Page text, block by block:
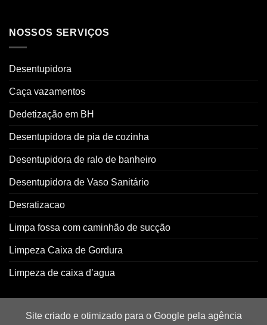
NOSSOS SERVIÇOS
Desentupidora
Caça vazamentos
Dedetização em BH
Desentupidora de pia de cozinha
Desentupidora de ralo de banheiro
Desentupidora de Vaso Sanitário
Desratizacao
Limpa fossa com caminhão de sucção
Limpeza Caixa de Gordura
Limpeza de caixa d’agua
Site criado e otimizado para o Google pela agência